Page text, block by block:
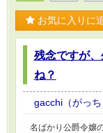
お気に入りに
残念ですが
ね？
gacchi（がっち
名ばかり公爵令嬢